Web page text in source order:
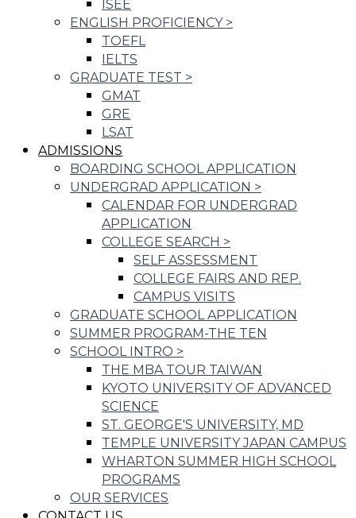
ISEE
ENGLISH PROFICIENCY >
TOEFL
IELTS
GRADUATE TEST >
GMAT
GRE
LSAT
ADMISSIONS
BOARDING SCHOOL APPLICATION
UNDERGRAD APPLICATION >
CALENDAR FOR UNDERGRAD
APPLICATION
COLLEGE SEARCH >
SELF ASSESSMENT
COLLEGE FAIRS AND REP.
CAMPUS VISITS
GRADUATE SCHOOL APPLICATION
SUMMER PROGRAM-THE TEN
SCHOOL INTRO >
THE MBA TOUR TAIWAN
KYOTO UNIVERSITY OF ADVANCED
SCIENCE
ST. GEORGE'S UNIVERSITY, MD
TEMPLE UNIVERSITY JAPAN CAMPUS
WHARTON SUMMER HIGH SCHOOL
PROGRAMS
OUR SERVICES